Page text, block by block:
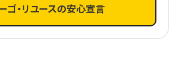
ゴ・リユースの安心宣言